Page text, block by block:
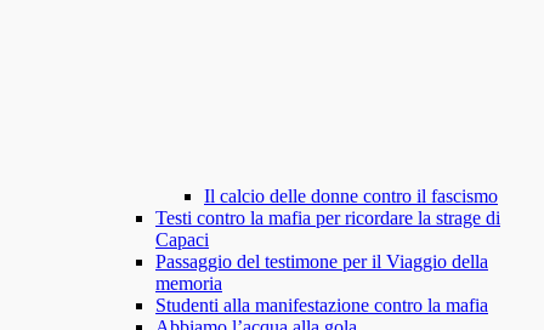
Il calcio delle donne contro il fascismo
Testi contro la mafia per ricordare la strage di
Capaci
Passaggio del testimone per il Viaggio della
memoria
Studenti alla manifestazione contro la mafia